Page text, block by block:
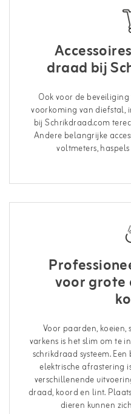
draad bij
Ook voor de
voorkoming van diefstal,
bij Schrikdraad.com
Andere belangrijke
voltmeters,
voor grote
Voor paarden, koeien,
varkens is het slim om te
schrikdraad systeem.
elektrische afrastering
verschillenende
draad, koord en lint.
dieren kunnen